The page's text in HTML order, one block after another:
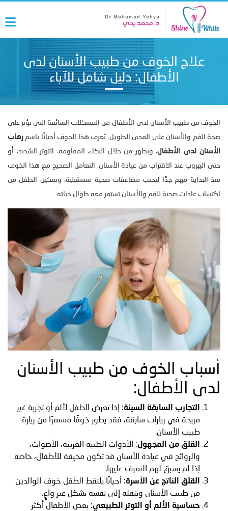
علاج الخوف من طبيب الأسنان لدى
الأطفال: دليل شامل للآباء
الخوف من طبيب الأسنان لدى الأطفال من المشكلات الشائعة التي تؤثر على
صحة الفم والأسنان على المدى الطويل. يُعرف هذا الخوف أحيانًا باسم رهاب
الأسنان لدى الأطفال، ويظهر من خلال البكاء، المقاومة، التوتر الشديد، أو
حتى الهروب عند الاقتراب من عيادة الأسنان. التعامل الصحيح مع هذا الخوف
منذ البداية مهم جدًا لتجنب مضاعفات صحية مستقبلية، وتمكين الطفل من
اكتساب عادات صحية للفم والأسنان تستمر معه طوال حياته.
أسباب الخوف من طبيب الأسنان
لدى الأطفال:
التجارب السابقة السيئة: إذا تعرض الطفل لألم أو تجربة غير
مريحة في زيارات سابقة، فقد يطور خوفًا مستمرًا من زيارة
طبيب الأسنان.
القلق من المجهول: الأدوات الطبية الغريبة، الأصوات،
والروائح في عيادة الأسنان قد تكون مخيفة للأطفال، خاصة
إذا لم يسبق لهم التعرف عليها.
القلق الناتج عن الأسرة: أحيانًا يلتقط الطفل خوف الوالدين
من طبيب الأسنان وينقله إلى نفسه بشكل غير واعٍ.
حساسية الألم أو التوتر الطبيعي: بعض الأطفال أكثر